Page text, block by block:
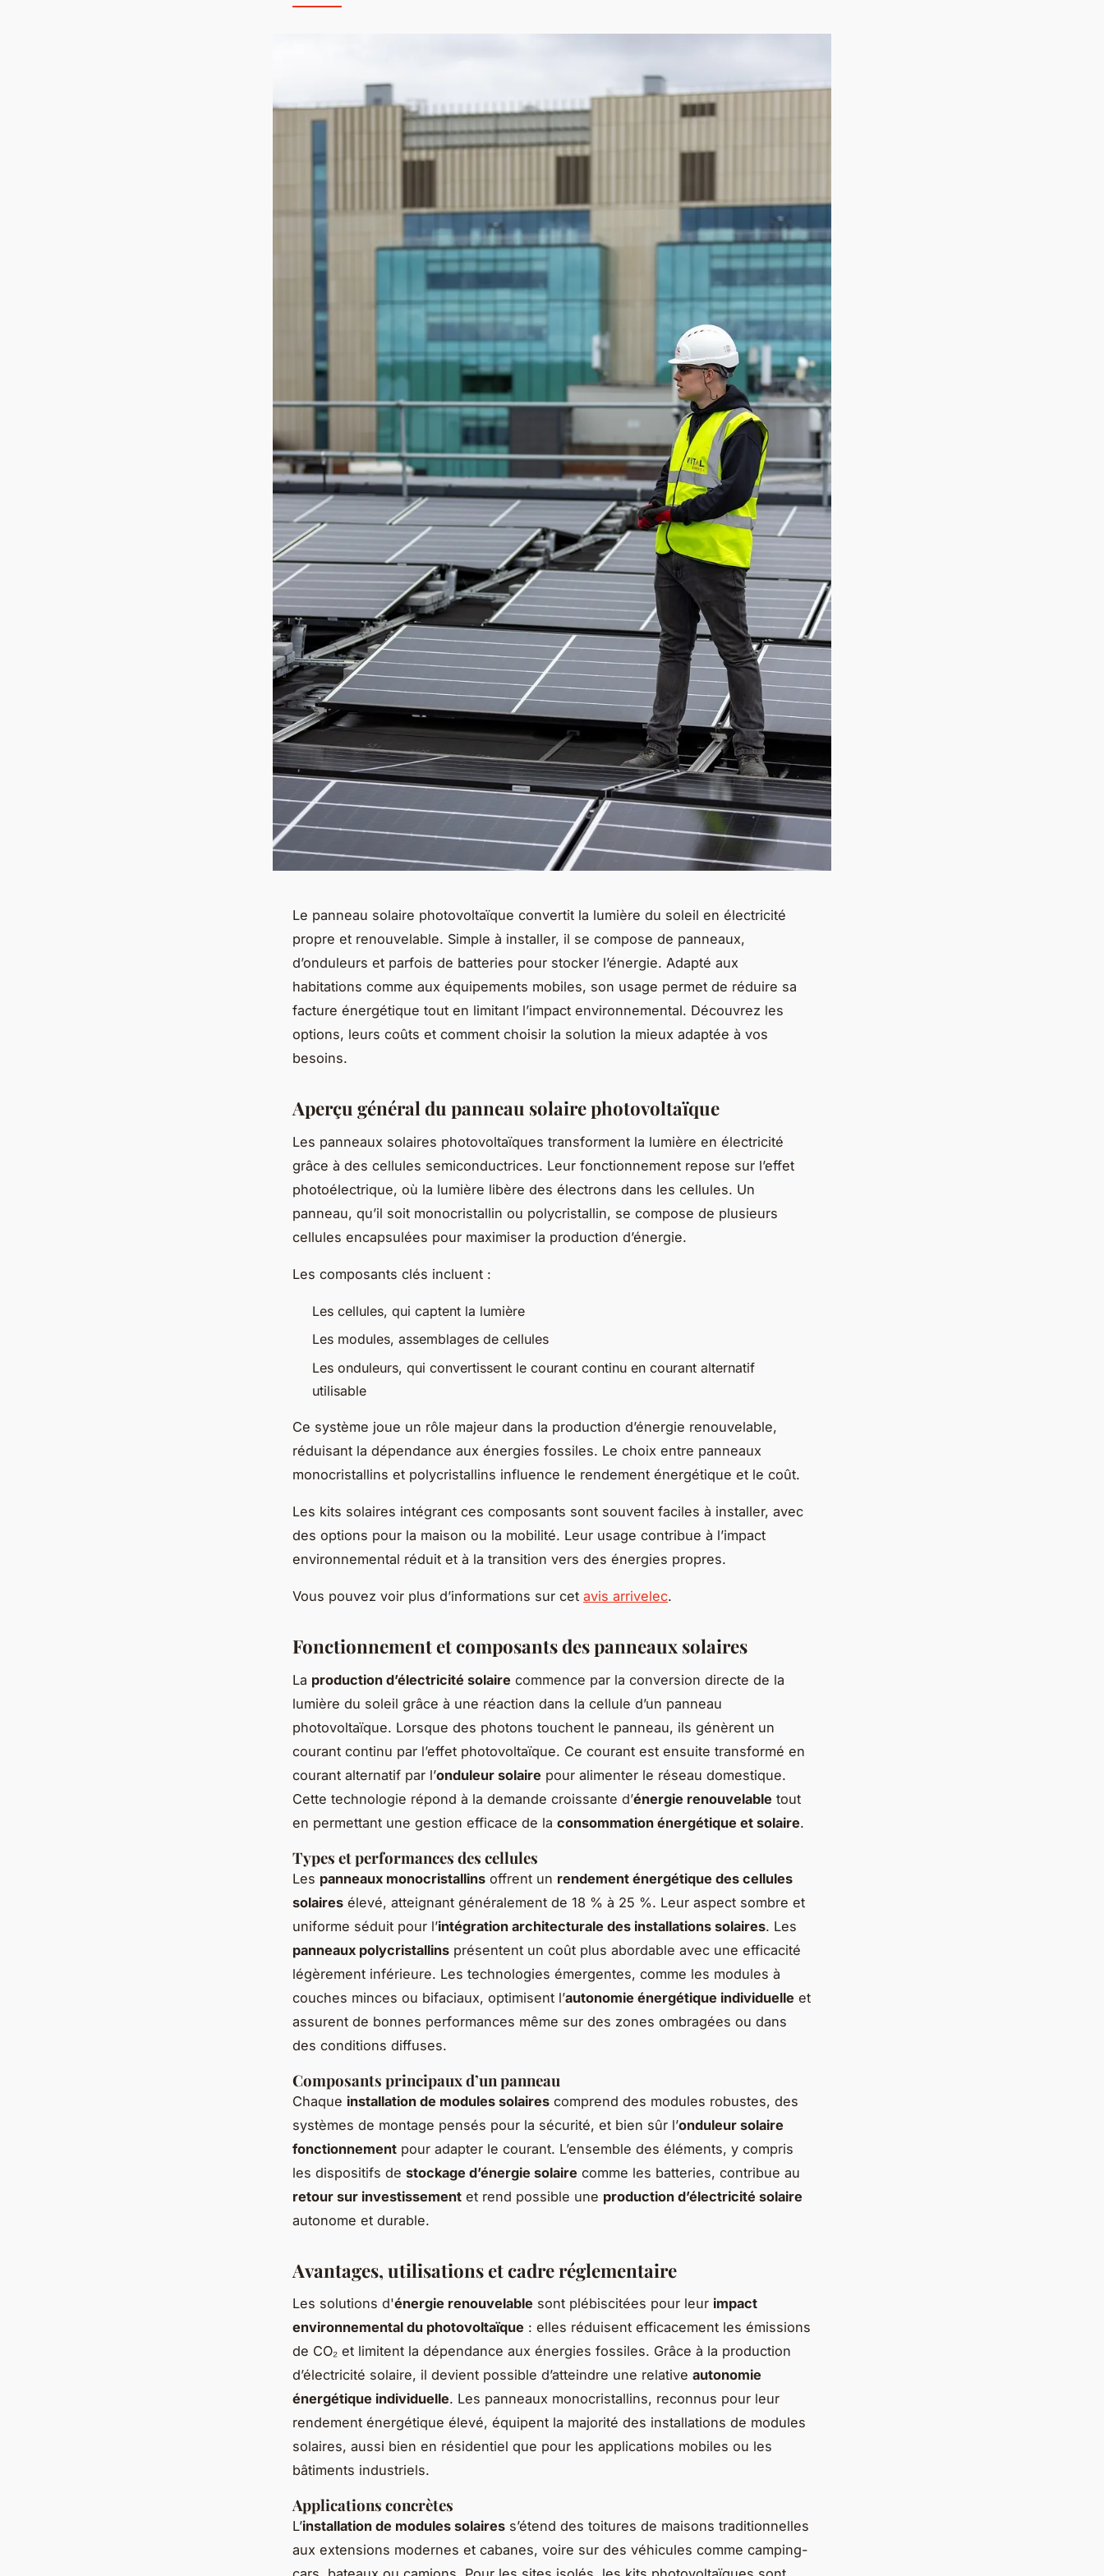
Le panneau solaire photovoltaïque convertit la lumière du soleil en électricité
propre et renouvelable. Simple à installer, il se compose de panneaux,
d’onduleurs et parfois de batteries pour stocker l’énergie. Adapté aux
habitations comme aux équipements mobiles, son usage permet de réduire sa
facture énergétique tout en limitant l’impact environnemental. Découvrez les
options, leurs coûts et comment choisir la solution la mieux adaptée à vos
besoins.
Aperçu général du panneau solaire photovoltaïque
Les panneaux solaires photovoltaïques transforment la lumière en électricité
grâce à des cellules semiconductrices. Leur fonctionnement repose sur l’effet
photoélectrique, où la lumière libère des électrons dans les cellules. Un
panneau, qu’il soit monocristallin ou polycristallin, se compose de plusieurs
cellules encapsulées pour maximiser la production d’énergie.
Les composants clés incluent :
Les cellules, qui captent la lumière
Les modules, assemblages de cellules
Les onduleurs, qui convertissent le courant continu en courant alternatif
utilisable
Ce système joue un rôle majeur dans la production d’énergie renouvelable,
réduisant la dépendance aux énergies fossiles. Le choix entre panneaux
monocristallins et polycristallins influence le rendement énergétique et le coût.
Les kits solaires intégrant ces composants sont souvent faciles à installer, avec
des options pour la maison ou la mobilité. Leur usage contribue à l’impact
environnemental réduit et à la transition vers des énergies propres.
Vous pouvez voir plus d’informations sur cet avis arrivelec.
Fonctionnement et composants des panneaux solaires
La production d’électricité solaire commence par la conversion directe de la
lumière du soleil grâce à une réaction dans la cellule d’un panneau
photovoltaïque. Lorsque des photons touchent le panneau, ils génèrent un
courant continu par l’effet photovoltaïque. Ce courant est ensuite transformé en
courant alternatif par l’onduleur solaire pour alimenter le réseau domestique.
Cette technologie répond à la demande croissante d’énergie renouvelable tout
en permettant une gestion efficace de la consommation énergétique et solaire.
Types et performances des cellules
Les panneaux monocristallins offrent un rendement énergétique des cellules
solaires élevé, atteignant généralement de 18 % à 25 %. Leur aspect sombre et
uniforme séduit pour l’intégration architecturale des installations solaires. Les
panneaux polycristallins présentent un coût plus abordable avec une efficacité
légèrement inférieure. Les technologies émergentes, comme les modules à
couches minces ou bifaciaux, optimisent l’autonomie énergétique individuelle et
assurent de bonnes performances même sur des zones ombragées ou dans
des conditions diffuses.
Composants principaux d’un panneau
Chaque installation de modules solaires comprend des modules robustes, des
systèmes de montage pensés pour la sécurité, et bien sûr l’onduleur solaire
fonctionnement pour adapter le courant. L’ensemble des éléments, y compris
les dispositifs de stockage d’énergie solaire comme les batteries, contribue au
retour sur investissement et rend possible une production d’électricité solaire
autonome et durable.
Avantages, utilisations et cadre réglementaire
Les solutions d'énergie renouvelable sont plébiscitées pour leur impact
environnemental du photovoltaïque : elles réduisent efficacement les émissions
de CO₂ et limitent la dépendance aux énergies fossiles. Grâce à la production
d’électricité solaire, il devient possible d’atteindre une relative autonomie
énergétique individuelle. Les panneaux monocristallins, reconnus pour leur
rendement énergétique élevé, équipent la majorité des installations de modules
solaires, aussi bien en résidentiel que pour les applications mobiles ou les
bâtiments industriels.
Applications concrètes
L’installation de modules solaires s’étend des toitures de maisons traditionnelles
aux extensions modernes et cabanes, voire sur des véhicules comme camping-